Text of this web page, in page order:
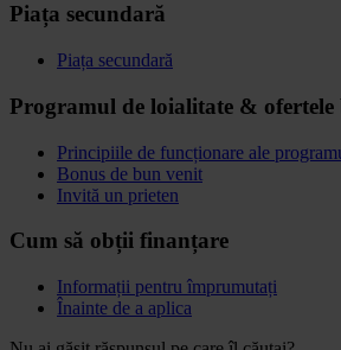
Piața secundară
Piața secundară
Programul de loialitate & ofertele
Principiile de funcționare ale
Bonus de bun venit
Invită un prieten
Cum să obții finanțare
Informații pentru împrumutați
Înainte de a aplica